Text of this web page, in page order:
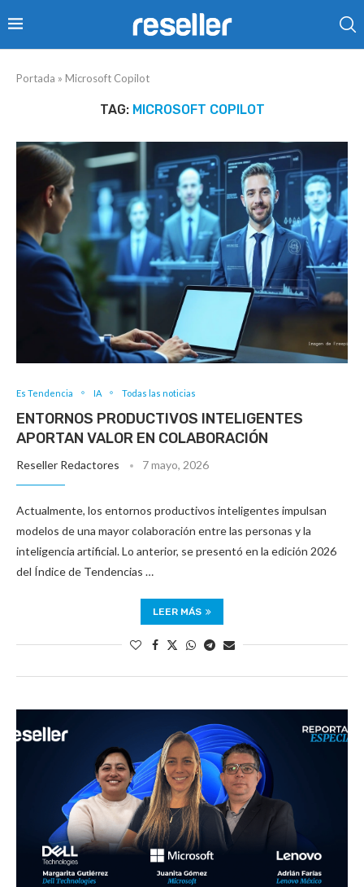
Portada » Microsoft Copilot
TAG: MICROSOFT COPILOT
Es Tendencia IA Todas las noticias
ENTORNOS PRODUCTIVOS INTELIGENTES
APORTAN VALOR EN COLABORACIÓN
Reseller Redactores 7 mayo, 2026
Actualmente, los entornos productivos inteligentes impulsan
modelos de una mayor colaboración entre las personas y la
inteligencia artificial. Lo anterior, se presentó en la edición 2026
del Índice de Tendencias …
LEER MÁS